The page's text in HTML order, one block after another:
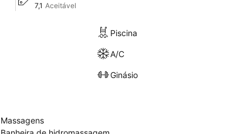
7,1 Aceitável
Piscina
A/C
Ginásio
Massagens